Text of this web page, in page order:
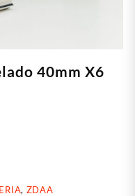
40mm X6
, ZDAA